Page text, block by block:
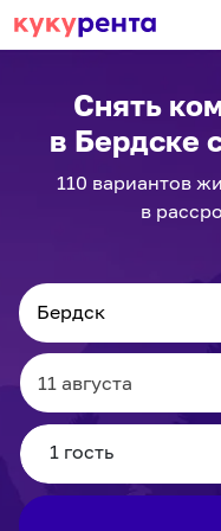
Снять
в Бердске
110 вариантов
в
Navigate
forward
to
interact